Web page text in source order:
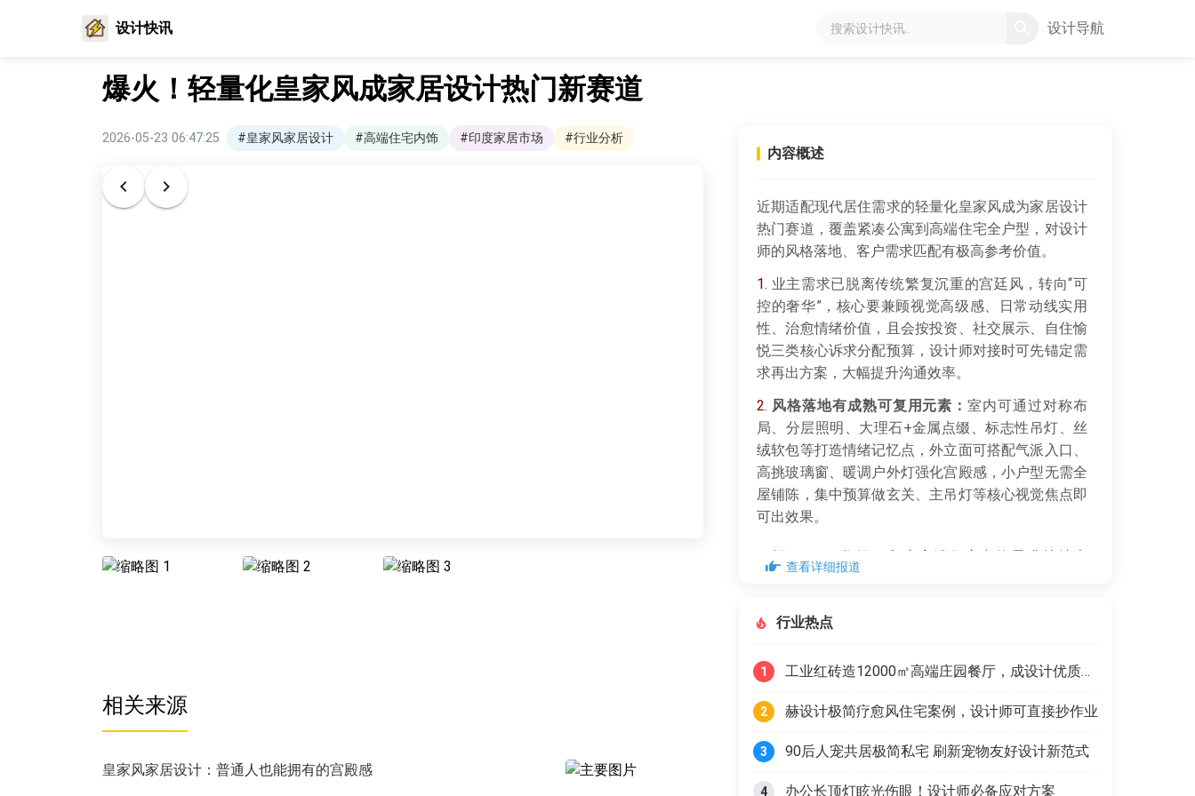
设计快讯 设计导航
爆火！轻量化皇家风成家居设计热门新赛道
2026-05-23 06:47:25 #皇家风家居设计 #高端住宅内饰 #印度家居市场 #行业分析
相关来源
皇家风家居设计：普通人也能拥有的宫殿感
内容概述
近期适配现代居住需求的轻量化皇家风成为家居设计
热门赛道，覆盖紧凑公寓到高端住宅全户型，对设计
师的风格落地、客户需求匹配有极高参考价值。
1. 业主需求已脱离传统繁复沉重的宫廷风，转向“可
控的奢华”，核心要兼顾视觉高级感、日常动线实用
性、治愈情绪价值，且会按投资、社交展示、自住愉
悦三类核心诉求分配预算，设计师对接时可先锚定需
求再出方案，大幅提升沟通效率。
2. 风格落地有成熟可复用元素：室内可通过对称布
局、分层照明、大理石+金属点缀、标志性吊灯、丝
绒软包等打造情绪记忆点，外立面可搭配气派入口、
高挑玻璃窗、暖调户外灯强化宫殿感，小户型无需全
屋铺陈，集中预算做玄关、主吊灯等核心视觉焦点即
可出效果。
据Statista数据，印度高端住宅内饰需求持续上
涨，业主更愿意为生活方式导向的设计付费，深耕印
量。
查看详细报道
行业热点
1 工业红砖造12000㎡高端庄园餐厅，成设计优质范本
2 赫设计极简疗愈风住宅案例，设计师可直接抄作业
3 90后人宠共居极简私宅 刷新宠物友好设计新范式
4 办公长顶灯眩光伤眼！设计师必备应对方案